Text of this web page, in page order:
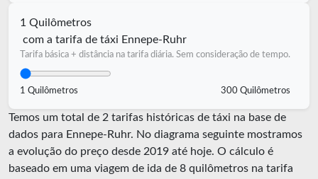
1 Quilômetros
com a tarifa de táxi Ennepe-Ruhr
Tarifa básica + distância na tarifa diária. Sem consideração de tempo.
1 Quilômetros 300 Quilômetros
Temos um total de 2 tarifas históricas de táxi na base de
dados para Ennepe-Ruhr. No diagrama seguinte mostramos
a evolução do preço desde 2019 até hoje. O cálculo é
baseado em uma viagem de ida de 8 quilômetros na tarifa